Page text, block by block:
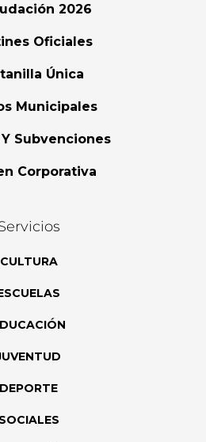
2026
Oficiales
Única
Municipales
Subvenciones
Corporativa
CULTURA
DEPORTE
SOCIALES